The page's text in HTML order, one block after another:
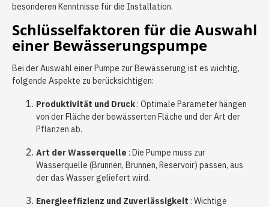
besonderen Kenntnisse für die Installation.
Schlüsselfaktoren für die Auswahl
einer Bewässerungspumpe
Bei der Auswahl einer Pumpe zur Bewässerung ist es wichtig,
folgende Aspekte zu berücksichtigen:
Produktivität und Druck : Optimale Parameter hängen
von der Fläche der bewässerten Fläche und der Art der
Pflanzen ab.
Art der Wasserquelle : Die Pumpe muss zur
Wasserquelle (Brunnen, Brunnen, Reservoir) passen, aus
der das Wasser geliefert wird.
Energieeffizienz und Zuverlässigkeit : Wichtige